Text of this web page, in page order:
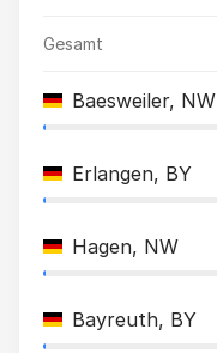
Gesamt
Baesweiler, NW
Erlangen, BY
Hagen, NW
Bayreuth, BY